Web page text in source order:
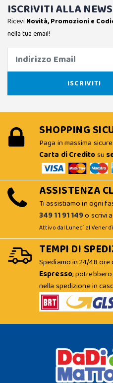
ISCRIVITI ALLA
Ricevi Novità, Promozioni e
nella tua email!
SHOPPING
Paga in massima
Carta di Creditosu
ASSISTENZA
Ti assistiamo in ogni
349 11 91 149o scrivi a
Attivo dal Lunedì al
TEMPI DI
Spediamo in 24/48
Espresso;
nella spedizione in